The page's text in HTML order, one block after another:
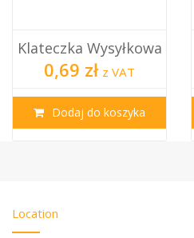
Klateczka Wysyłkowa
0,69 zł z VAT
Dodaj do koszyka
Location